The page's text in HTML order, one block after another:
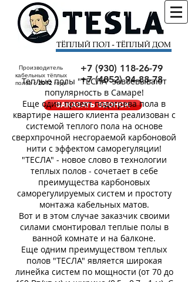
Производитель
кабельных тёплых
полов с 2012 года
+7 (930) 118-26-79
+7 (4852) 94-88-78
ЗАКАЗАТЬ ЗВОНОК
Теплые полы "ТЕСЛА" завоевывают
популярность в Самаре!
Еще один проект подогрева пола в
квартире нашего клиента реализован с
системой теплого пола на основе
сверхпрочной несгораемой карбоновой
нити с эффектом саморегуляции!
"ТЕСЛА" - новое слово в технологии
теплых полов - сочетает в себе
преимущества карбоновых
саморегулируемых систем и простоту
монтажа кабельных матов.
Вот и в этом случае заказчик своими
силами смонтировал теплые полы в
ванной комнате и на балконе.
Еще одним преимуществом теплых
полов "ТЕСЛА" является широкая
линейка систем по мощности (от 70 до